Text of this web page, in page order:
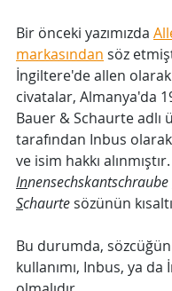
Bir önceki yazımızda
markasından söz
İngiltere'de allen olarak
civatalar, Almanya'da
Bauer & Schaurte adlı
tarafından Inbus olarak
ve isim hakkı
Innensechskantschraube
Schaurte sözünün
Bu durumda,
kullanımı, Inbus, ya da